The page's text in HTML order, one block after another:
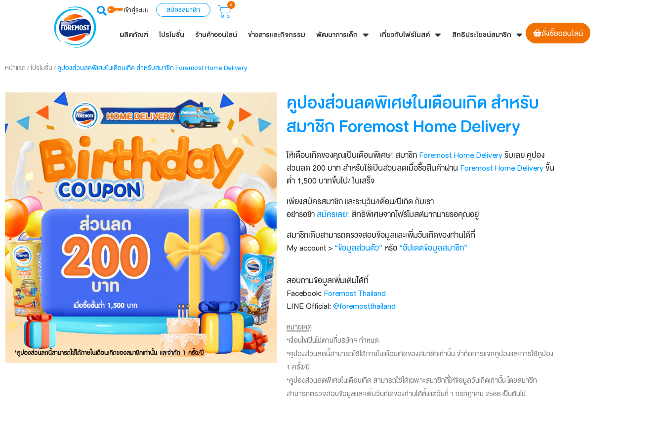
เข้าสู่ระบบ สมัครสมาชิก 0
ผลิตภัณฑ์ โปรโมชั่น ร้านค้าออนไลน์ ข่าวสารและกิจกรรม พัฒนาการเด็ก เกี่ยวกับโฟร์โมสต์ สิทธิประโยชน์สมาชิก สั่งซื้อออนไลน์
หน้าแรก /โปรโมชั่น /คูปองส่วนลดพิเศษในเดือนเกิด สำหรับสมาชิก Foremost Home Delivery
คูปองส่วนลดพิเศษในเดือนเกิด สำหรับ
สมาชิก Foremost Home Delivery
ให้เดือนเกิดของคุณเป็นเดือนพิเศษ! สมาชิกForemost Home Deliveryรับเลย คูปอง
ส่วนลด 200 บาท สำหรับใช้เป็นส่วนลดเมื่อซื้อสินค้าผ่าน Foremost Home Deliveryขั้น
ต่ำ 1,500 บาทขึ้นไป/ ใบเสร็จ
เพียงสมัครสมาชิก และระบุวัน/เดือน/ปีเกิด กับเรา
​อย่ารอช้าสมัครเลย! สิทธิพิเศษจากโฟร์โมสต์มากมายรอคุณอยู่
สมาชิกเดิมสามารถตรวจสอบข้อมูลและเพิ่มวันเกิดของท่านได้ที่
My account >“ข้อมูลส่วนตัว” หรือ“อัปเดตข้อมูลสมาชิก”
สอบถามข้อมูลเพิ่มเติมได้ที่
Facebook:Foremost Thailand
LINE Official:@foremostthailand
หมายเหตุ
*เงื่อนไขเป็นไปตามที่บริษัทฯ กำหนด
*คูปองส่วนลดนี้สามารถใช้ได้ภายในเดือนเกิดของสมาชิกเท่านั้น จำกัดการแจกคูปองและการใช้คูปอง
1 ครั้ง/ปี
*คูปองส่วนลดพิเศษในเดือนเกิด สามารถใช้ได้เฉพาะสมาชิกที่ให้ข้อมูลวันเกิดเท่านั้น โดยสมาชิก
สามารถตรวจสอบข้อมูลและเพิ่มวันเกิดของท่านได้ตั้งแต่วันที่ 1 กรกฎาคม 2566 เป็นต้นไป